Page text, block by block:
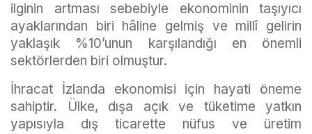
ilginin artması sebebiyle ekonominin taşıyıcı
ayaklarından biri hâline gelmiş ve millî gelirin
yaklaşık %10’unun karşılandığı en önemli
sektörlerden biri olmuştur.
İhracat İzlanda ekonomisi için hayati öneme
sahiptir. Ülke, dışa açık ve tüketime yatkın
yapısıyla dış ticarette nüfus ve üretim